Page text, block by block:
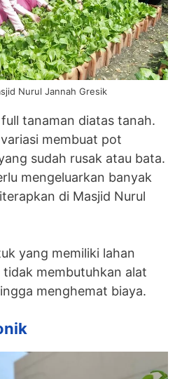
Nurul Jannah Gresik
tanaman diatas tanah.
membuat pot
sudah rusak atau bata.
mengeluarkan banyak
di Masjid Nurul
yang memiliki lahan
tidak membutuhkan alat
menghemat biaya.